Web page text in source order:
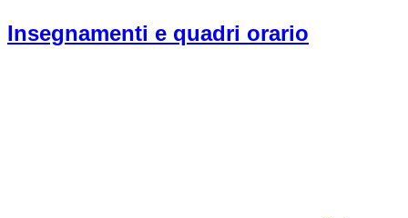
Insegnamenti e quadri orario